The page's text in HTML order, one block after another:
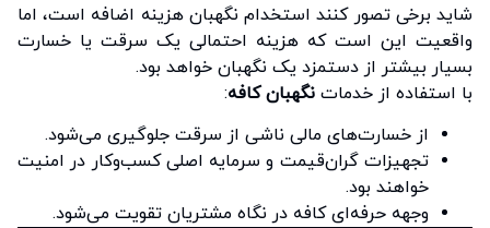
شاید برخی تصور کنند استخدام نگهبان هزینه اضافه است، اما
واقعیت این است که هزینه احتمالی یک سرقت یا خسارت
بسیار بیشتر از دستمزد یک نگهبان خواهد بود.
با استفاده از خدمات نگهبان کافه:
از خسارت‌های مالی ناشی از سرقت جلوگیری می‌شود.
تجهیزات گران‌قیمت و سرمایه اصلی کسب‌وکار در امنیت
خواهند بود.
وجهه حرفه‌ای کافه در نگاه مشتریان تقویت می‌شود.